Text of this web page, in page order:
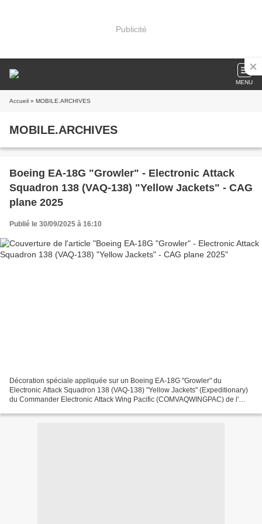
Publicité
MENU
Accueil » MOBILE.ARCHIVES
MOBILE.ARCHIVES
Boeing EA-18G "Growler" - Electronic Attack
Squadron 138 (VAQ-138) "Yellow Jackets" - CAG
plane 2025
Publié le 30/09/2025 à 16:10
Décoration spéciale appliquée sur un Boeing EA-18G "Growler" du
Electronic Attack Squadron 138 (VAQ-138) "Yellow Jackets" (Expeditionary)
du Commander Electronic Attack Wing Pacific (COMVAQWINGPAC) de l'